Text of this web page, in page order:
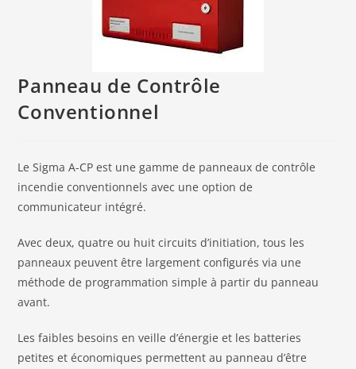
Panneau de Contrôle
Conventionnel
Le Sigma A-CP est une gamme de panneaux de contrôle
incendie conventionnels avec une option de
communicateur intégré.
Avec deux, quatre ou huit circuits d’initiation, tous les
panneaux peuvent être largement configurés via une
méthode de programmation simple à partir du panneau
avant.
Les faibles besoins en veille d’énergie et les batteries
petites et économiques permettent au panneau d’être